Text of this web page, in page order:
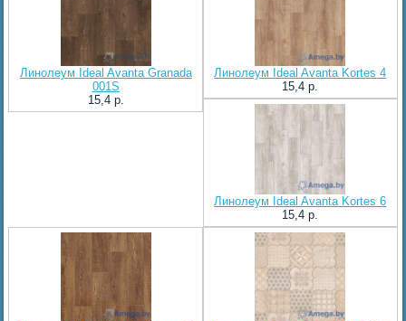
Линолеум Ideal Avanta Granada
001S
15,4 p.
Линолеум Ideal Avanta Kortes 4
15,4 p.
Линолеум Ideal Avanta Kortes 6
15,4 p.